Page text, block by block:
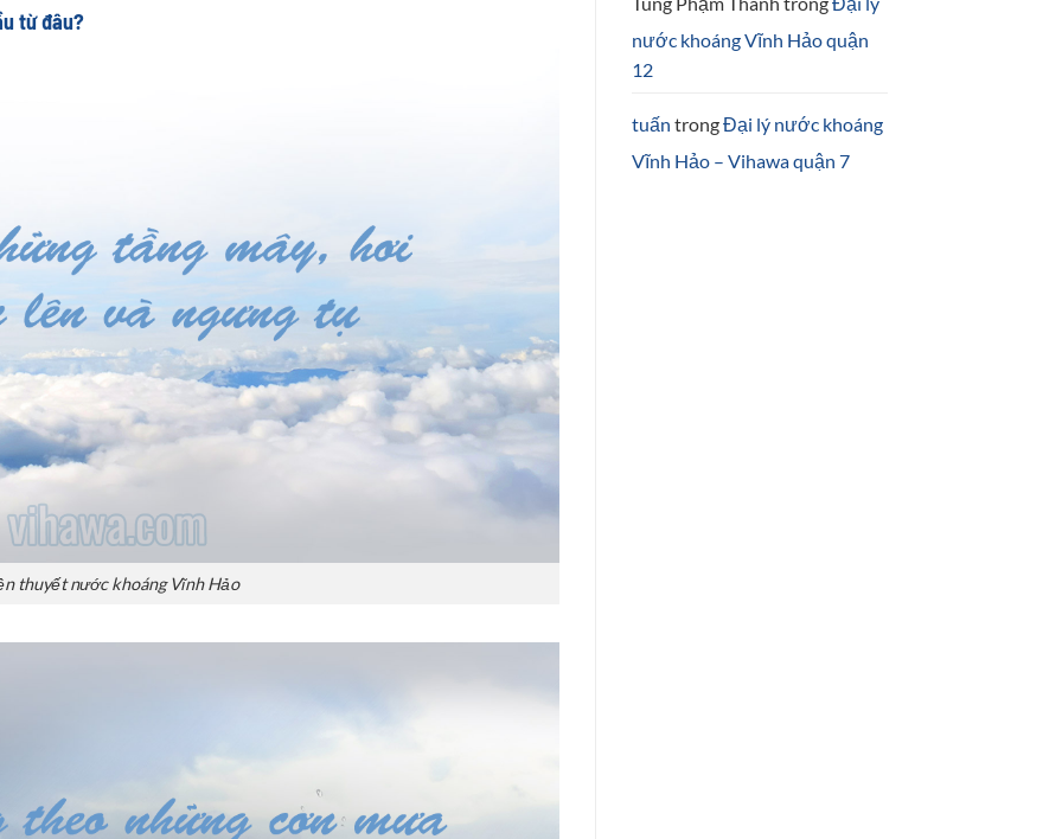
từ đâu?
thuyết nước khoáng Vĩnh Hảo
nước khoáng Vĩnh Hảo quận
12
tuấn trongĐại lý nước khoáng
Vĩnh Hảo – Vihawa quận 7